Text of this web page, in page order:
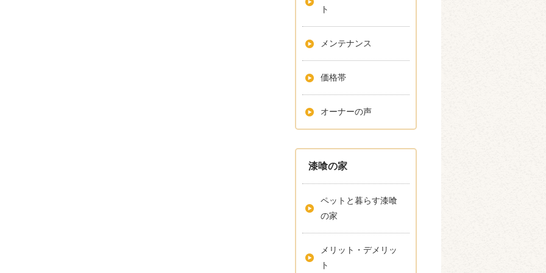
ト
メンテナンス
価格帯
オーナーの声
漆喰の家
ペットと暮らす漆喰
の家
メリット・デメリッ
ト